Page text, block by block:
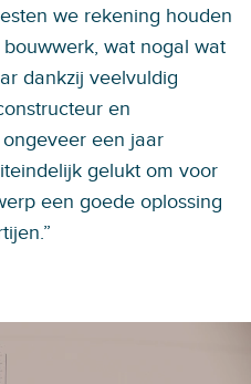
we rekening houden
wat nogal wat
dankzij veelvuldig
en
een jaar
gelukt om voor
een goede oplossing